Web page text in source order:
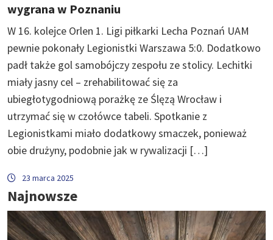
wygrana w Poznaniu
W 16. kolejce Orlen 1. Ligi piłkarki Lecha Poznań UAM
pewnie pokonały Legionistki Warszawa 5:0. Dodatkowo
padł także gol samobójczy zespołu ze stolicy. Lechitki
miały jasny cel – zrehabilitować się za
ubiegłotygodniową porażkę ze Ślęzą Wrocław i
utrzymać się w czołówce tabeli. Spotkanie z
Legionistkami miało dodatkowy smaczek, ponieważ
obie drużyny, podobnie jak w rywalizacji […]
23 marca 2025
Najnowsze